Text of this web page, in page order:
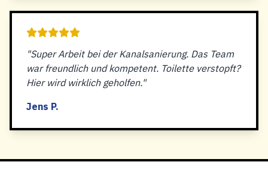
"Super Arbeit bei der Kanalsanierung. Das Team
war freundlich und kompetent. Toilette verstopft?
Hier wird wirklich geholfen."
Jens P.